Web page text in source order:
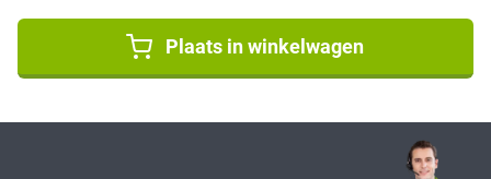
Plaats in winkelwagen